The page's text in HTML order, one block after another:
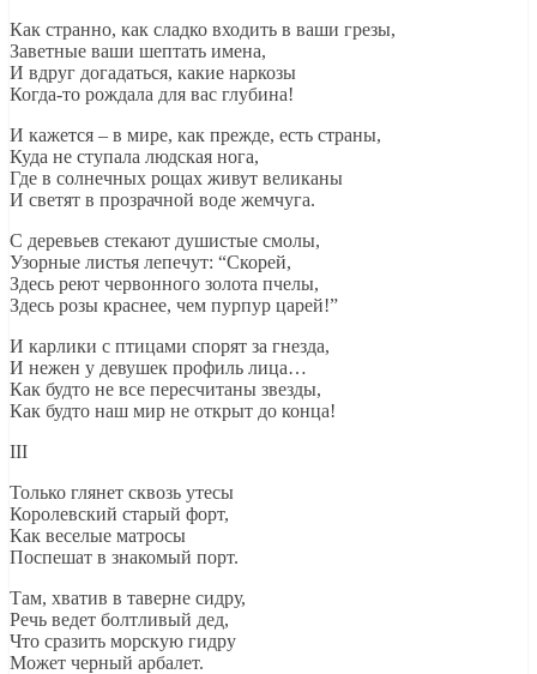
Как странно, как сладко входить в ваши грезы,
Заветные ваши шептать имена,
И вдруг догадаться, какие наркозы
Когда-то рождала для вас глубина!
И кажется – в мире, как прежде, есть страны,
Куда не ступала людская нога,
Где в солнечных рощах живут великаны
И светят в прозрачной воде жемчуга.
С деревьев стекают душистые смолы,
Узорные листья лепечут: “Скорей,
Здесь реют червонного золота пчелы,
Здесь розы краснее, чем пурпур царей!”
И карлики с птицами спорят за гнезда,
И нежен у девушек профиль лица…
Как будто не все пересчитаны звезды,
Как будто наш мир не открыт до конца!
III
Только глянет сквозь утесы
Королевский старый форт,
Как веселые матросы
Поспешат в знакомый порт.
Там, хватив в таверне сидру,
Речь ведет болтливый дед,
Что сразить морскую гидру
Может черный арбалет.